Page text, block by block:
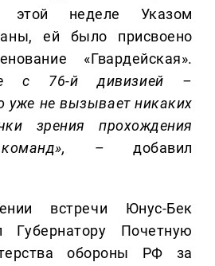
этой неделе Указом
ей было присвоено
«Гвардейская».
с 76-й дивизией –
уже не вызывает никаких
зрения прохождения
– добавил
встречи Юнус-Бек
Губернатору Почетную
обороны РФ за